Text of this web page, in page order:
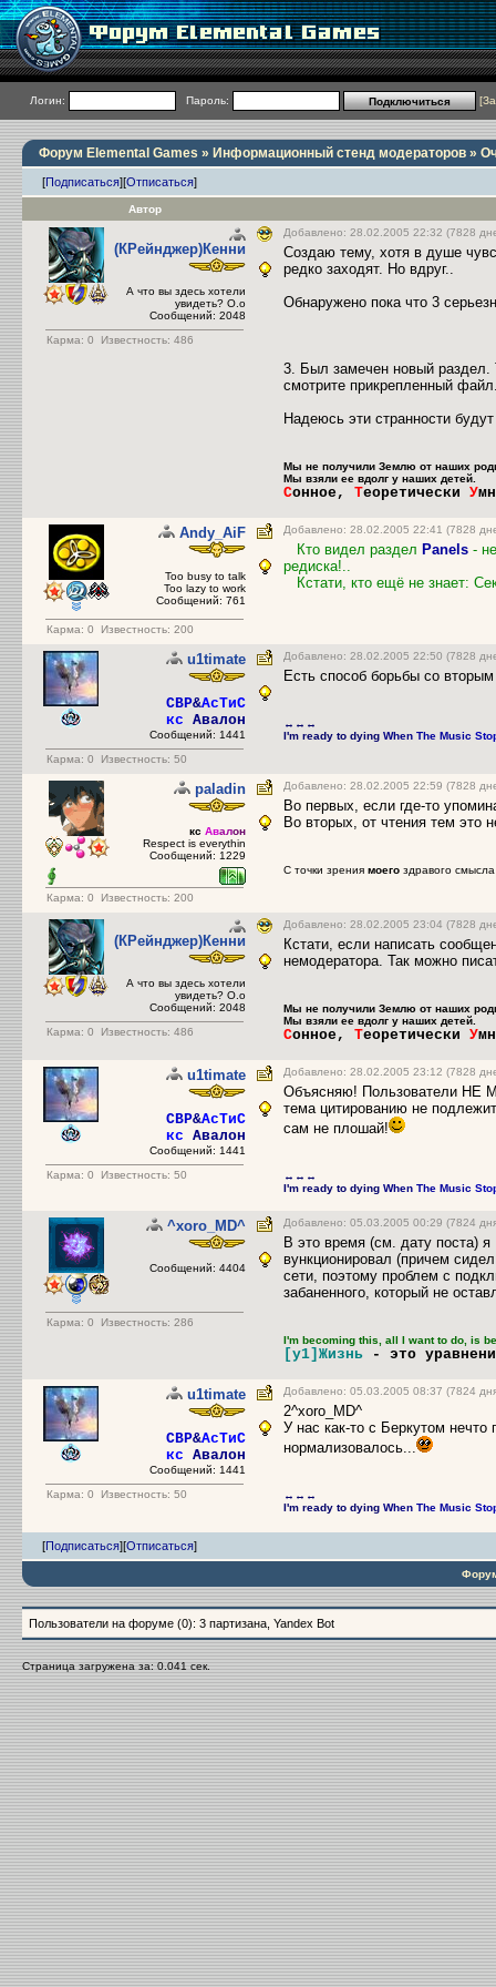
Логин: Пароль: [
Форум Elemental Games » Информационный стенд модераторов »
[Подписаться][Отписаться]
Автор
(КРейнджер)Кенни
А что вы здесь хотели
увидеть? О.о
Сообщений: 2048
Карма: 0 Известность: 486
Добавлено: 28.02.2005 22:32 (7828
Создаю тему, хотя в душе
редко заходят. Но вдруг..
Обнаружено пока что 3
3. Был замечен новый раздел.
смотрите прикрепленный
Надеюсь эти странности
Мы не получили Землю от наших
Мы взяли ее вдолг у наших детей.
Сонное, Теоретически У
Andy_AiF
Too busy to talk
Too lazy to work
Сообщений: 761
Карма: 0 Известность: 200
Добавлено: 28.02.2005 22:41 (7828
Кто видел раздел Panels -
редиска!..
Кстати, кто ещё не знает:
u1timate
CBP&АсТиС
кс Авалон
Сообщений: 1441
Карма: 0 Известность: 50
Добавлено: 28.02.2005 22:50 (7828
Есть способ борьбы со
↔↔↔
I'm ready to dying When The Music
paladin
кс Авалон
Respect is everythin
Сообщений: 1229
Карма: 0 Известность: 200
Добавлено: 28.02.2005 22:59 (7828
Во первых, если где-то
Во вторых, от чтения тем это
С точки зрения моего здравого
(КРейнджер)Кенни
А что вы здесь хотели
увидеть? О.о
Сообщений: 2048
Карма: 0 Известность: 486
Добавлено: 28.02.2005 23:04 (7828
Кстати, если написать
немодератора. Так можно
Мы не получили Землю от наших
Мы взяли ее вдолг у наших детей.
Сонное, Теоретически У
u1timate
CBP&АсТиС
кс Авалон
Сообщений: 1441
Карма: 0 Известность: 50
Добавлено: 28.02.2005 23:12 (7828
Объясняю! Пользователи НЕ
тема цитированию не
сам не плошай!
↔↔↔
I'm ready to dying When The Music
^xoro_MD^
Сообщений: 4404
Карма: 0 Известность: 286
Добавлено: 05.03.2005 00:29 (7824
В это время (см. дату поста)
вункционировал (причем
сети, поэтому проблем с
забаненного, который не
I'm becoming this, all I want to do, is
[y1]Жизнь - это
u1timate
CBP&АсТиС
кс Авалон
Сообщений: 1441
Карма: 0 Известность: 50
Добавлено: 05.03.2005 08:37 (7824
2^xoro_MD^
У нас как-то с Беркутом
нормализовалось...
↔↔↔
I'm ready to dying When The Music
[Подписаться][Отписаться]
Пользователи на форуме (0): 3 партизана, Yandex Bot
Страница загружена за: 0.041 сек.